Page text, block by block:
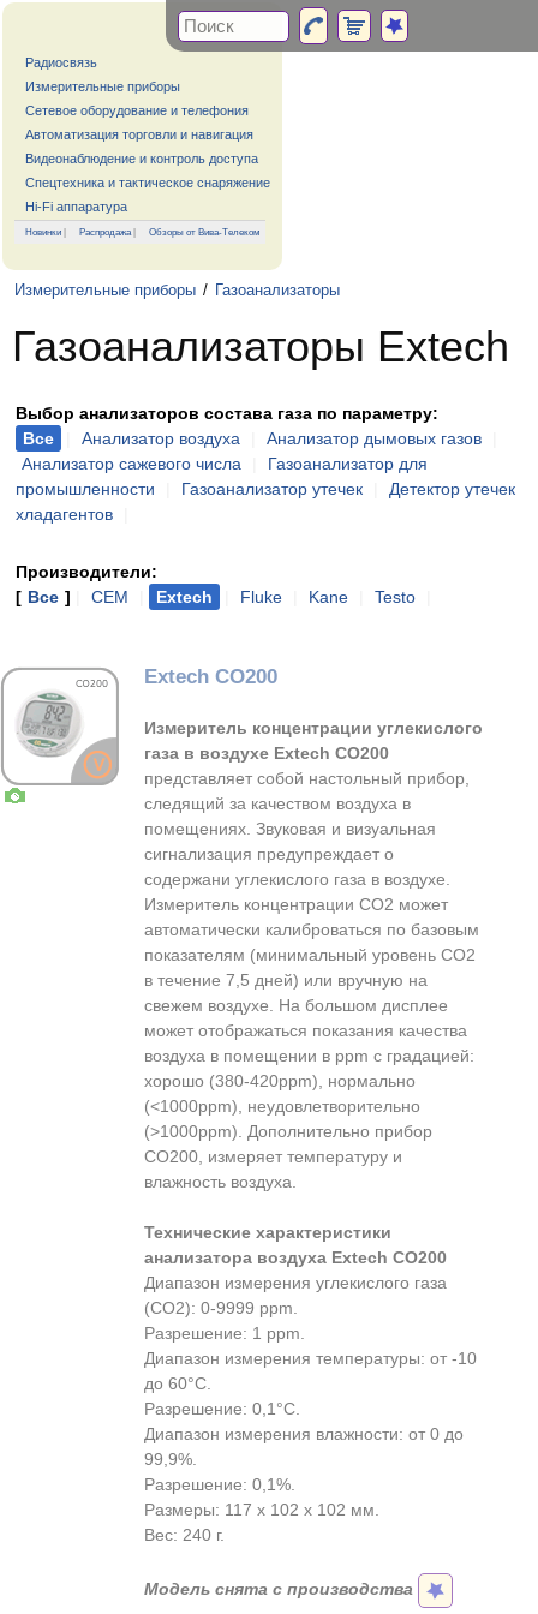
Радиосвязь
Измерительные приборы
Сетевое оборудование и телефония
Автоматизация торговли и навигация
Видеонаблюдение и контроль доступа
Спецтехника и тактическое снаряжение
Hi-Fi аппаратура
Новинки | Распродажа| Обзоры от Вива-Телеком
Измерительные приборы / Газоанализаторы
Газоанализаторы Extech
Выбор анализаторов состава газа по параметру:
Все
Анализатор воздуха Анализатор дымовых газов
Анализатор сажевого числа
Газоанализатор для
промышленности
Газоанализатор утечек
Детектор утечек
хладагентов
Производители:
[ Все ] CEM Extech Fluke Kane Testo
Extech CO200
Измеритель концентрации углекислого
газа в воздухе Extech CO200
представляет собой настольный прибор,
следящий за качеством воздуха в
помещениях. Звуковая и визуальная
сигнализация предупреждает о
содержани углекислого газа в воздухе.
Измеритель концентрации CO2 может
автоматически калиброваться по базовым
показателям (минимальный уровень CO2
в течение 7,5 дней) или вручную на
свежем воздухе. На большом дисплее
может отображаться показания качества
воздуха в помещении в ppm с градацией:
хорошо (380-420ppm), нормально
(<1000ppm), неудовлетворительно
(>1000ppm). Дополнительно прибор
CO200, измеряет температуру и
влажность воздуха.
Технические характеристики
анализатора воздуха Extech CO200
Диапазон измерения углекислого газа
(CO2): 0-9999 ppm.
Разрешение: 1 ppm.
Диапазон измерения температуры: от -10
до 60°С.
Разрешение: 0,1°С.
Диапазон измерения влажности: от 0 до
99,9%.
Разрешение: 0,1%.
Размеры: 117 х 102 х 102 мм.
Вес: 240 г.
Модель снята с производства